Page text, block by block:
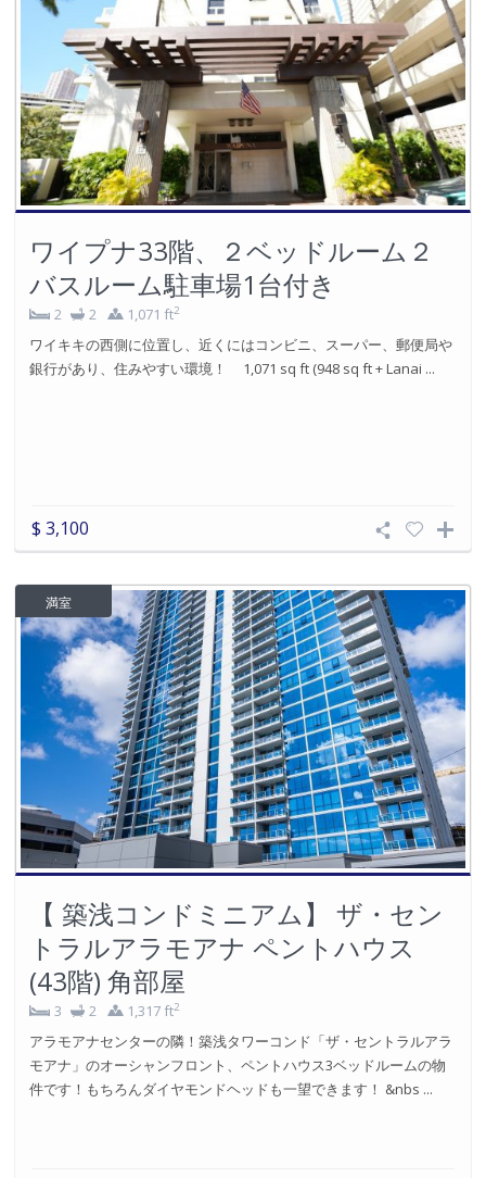
ワイプナ33階、２ベッドルーム２
バスルーム駐車場1台付き
2 2 1,071 ft2
ワイキキの西側に位置し、近くにはコンビニ、スーパー、郵便局や
銀行があり、住みやすい環境！ 1,071 sq ft (948 sq ft + Lanai ...
$ 3,100
満室
【 築浅コンドミニアム】 ザ・セン
トラルアラモアナ ペントハウス
(43階) 角部屋
3 2 1,317 ft2
アラモアナセンターの隣！築浅タワーコンド「ザ・セントラルアラ
モアナ」のオーシャンフロント、ペントハウス3ベッドルームの物
件です！もちろんダイヤモンドヘッドも一望できます！ &nbs ...